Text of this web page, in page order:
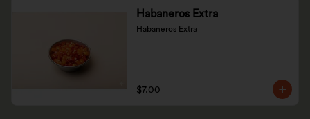
Habaneros Extra
Habaneros Extra
$7.00